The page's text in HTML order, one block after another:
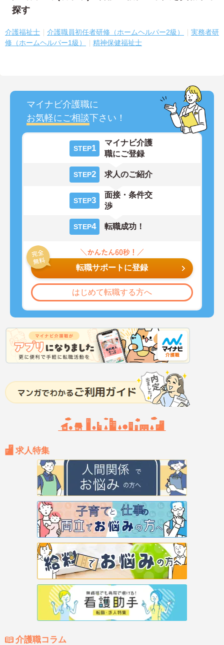
探す
介護福祉士 介護職員初任者研修（ホームヘルパー2級）
実務者研
修（ホームヘルパー1級）
精神保健福祉士
マイナビ介護職に
お気軽にご相談下さい！
STEP1
マイナビ介護
職にご登録
STEP2 求人のご紹介
STEP3
面接・条件交
渉
STEP4 転職成功！
転職サポートに登録
はじめて転職する方へ
求人特集
介護職コラム